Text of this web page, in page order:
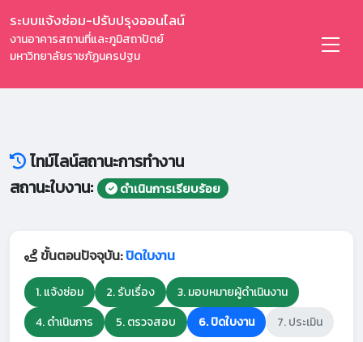
ระบบแจ้งซ่อม-ปรับปรุงออนไลน์
งานอาคารสถานที่และภูมิสถาปัตย์
มหาวิทยาลัยราชภัฏนครปฐม
ไทม์ไลน์สถานะการทำงาน
สถานะใบงาน:
ดำเนินการเรียบร้อย
ขั้นตอนปัจจุบัน:ปิดใบงาน
1. แจ้งซ่อม 2. รับเรื่อง
3. มอบหมายผู้ดำเนินงาน
4. ดำเนินการ
5. ตรวจสอบ 6. ปิดใบงาน 7. ประเมิน